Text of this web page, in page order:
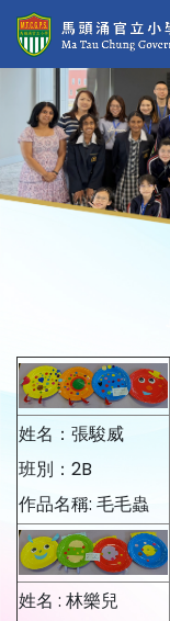
姓名：張駿威
班別：2B
作品名稱: 毛毛蟲
姓名 : 林樂兒